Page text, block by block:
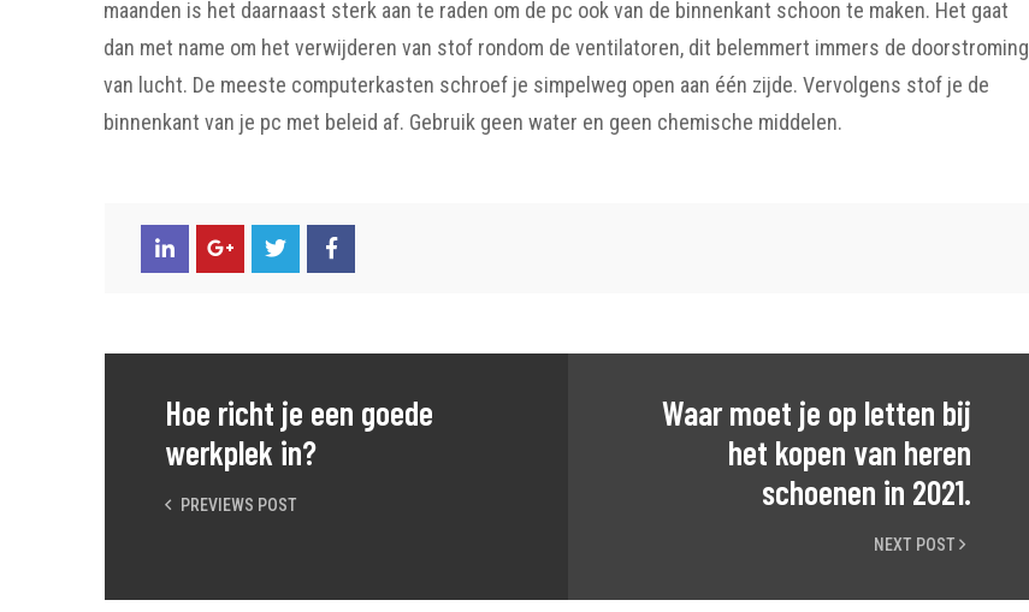
maanden is het daarnaast sterk aan te raden om de pc ook van de binnenkant schoon te maken. Het gaat
dan met name om het verwijderen van stof rondom de ventilatoren, dit belemmert immers de doorstroming
van lucht. De meeste computerkasten schroef je simpelweg open aan één zijde. Vervolgens stof je de
binnenkant van je pc met beleid af. Gebruik geen water en geen chemische middelen.
Hoe richt je een goede
werkplek in?
PREVIEWS POST
Waar moet je op letten bij
het kopen van heren
schoenen in 2021.
NEXT POST